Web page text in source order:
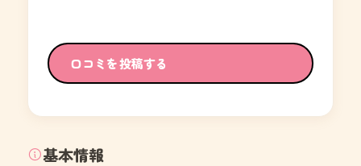
口コミを投稿する
基本情報